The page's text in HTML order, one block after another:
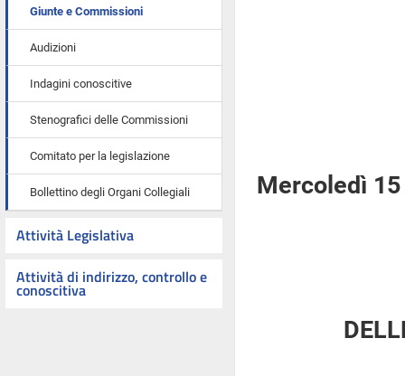
Giunte e Commissioni
Audizioni
Indagini conoscitive
Stenografici delle Commissioni
Comitato per la legislazione
Bollettino degli Organi Collegiali
Attività Legislativa
Attività di indirizzo, controllo e
conoscitiva
Mercoledì